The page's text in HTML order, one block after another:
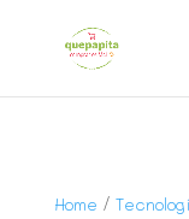
Home /